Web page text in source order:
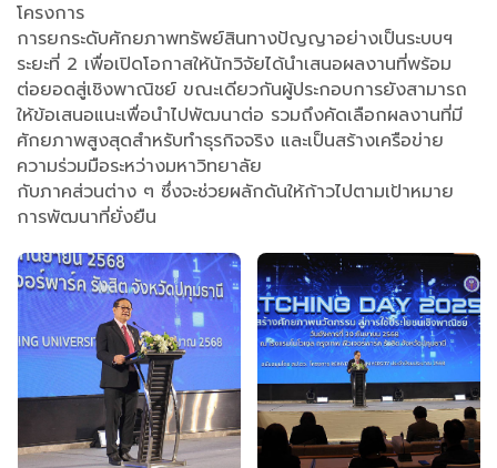
โครงการ
การยกระดับศักยภาพทรัพย์สินทางปัญญาอย่างเป็นระบบฯ
ระยะที่ 2 เพื่อเปิดโอกาสให้นักวิจัยได้นำเสนอผลงานที่พร้อม
ต่อยอดสู่เชิงพาณิชย์ ขณะเดียวกันผู้ประกอบการยังสามารถ
ให้ข้อเสนอแนะเพื่อนำไปพัฒนาต่อ รวมถึงคัดเลือกผลงานที่มี
ศักยภาพสูงสุดสำหรับทำธุรกิจจริง และเป็นสร้างเครือข่าย
ความร่วมมือระหว่างมหาวิทยาลัย
กับภาคส่วนต่าง ๆ ซึ่งจะช่วยผลักดันให้ก้าวไปตามเป้าหมาย
การพัฒนาที่ยั่งยืน